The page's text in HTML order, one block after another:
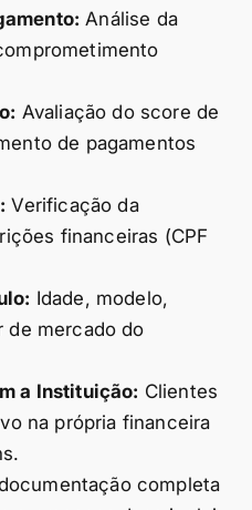
Análise da
Avaliação do score de
de pagamentos
Verificação da
financeiras (CPF
Idade, modelo,
de mercado do
a Instituição: Clientes
na própria financeira
completa